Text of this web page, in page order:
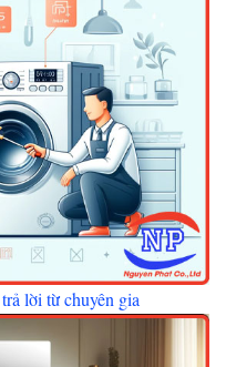
lời từ chuyên gia